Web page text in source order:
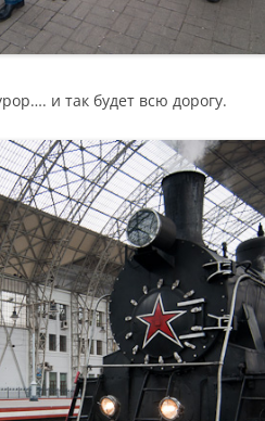
и так будет всю дорогу.